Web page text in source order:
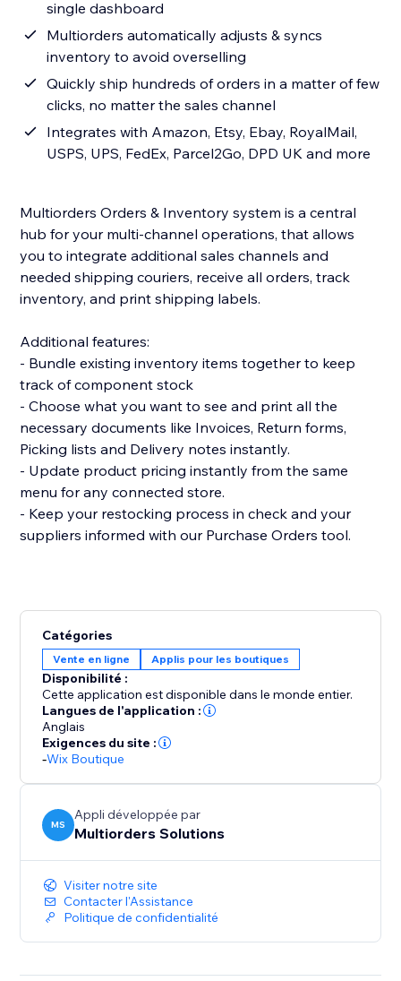
single dashboard
Multiorders automatically adjusts & syncs
inventory to avoid overselling
Quickly ship hundreds of orders in a matter of few
clicks, no matter the sales channel
Integrates with Amazon, Etsy, Ebay, RoyalMail,
USPS, UPS, FedEx, Parcel2Go, DPD UK and more
Multiorders Orders & Inventory system is a central
hub for your multi-channel operations, that allows
you to integrate additional sales channels and
needed shipping couriers, receive all orders, track
inventory, and print shipping labels.
Additional features:
- Bundle existing inventory items together to keep
track of component stock
- Choose what you want to see and print all the
necessary documents like Invoices, Return forms,
Picking lists and Delivery notes instantly.
- Update product pricing instantly from the same
menu for any connected store.
- Keep your restocking process in check and your
suppliers informed with our Purchase Orders tool.
Catégories
Vente en ligne Applis pour les boutiques
Disponibilité :
Cette application est disponible dans le monde entier.
Langues de l'application :
Anglais
Exigences du site :
-Wix Boutique
MS
Appli développée par
Multiorders Solutions
Visiter notre site
Contacter l'Assistance
Politique de confidentialité